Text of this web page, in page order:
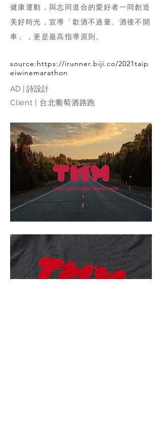
健康運動，與志同道合的愛好者一同創造
美好時光，宣導「歙酒不過量、酒後不開
車」，更是最高指導原則。
source:https://irunner.biji.co/2021taip
eiwinemarathon
AD | 詩設計
Client | 台北葡萄酒路跑